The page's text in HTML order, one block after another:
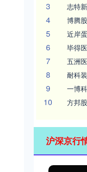
3 志特
4 博腾
5 近岸
6 毕得
7 五洲
8 耐科
9 一博
10 方邦
沪深京行